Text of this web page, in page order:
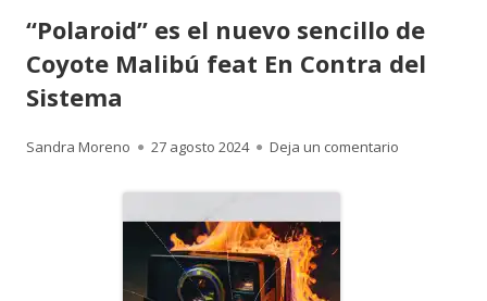
“Polaroid” es el nuevo sencillo de
Coyote Malibú feat En Contra del
Sistema
Autor
Sandra Moreno
Publicado
27 agosto 2024 Deja un comentario